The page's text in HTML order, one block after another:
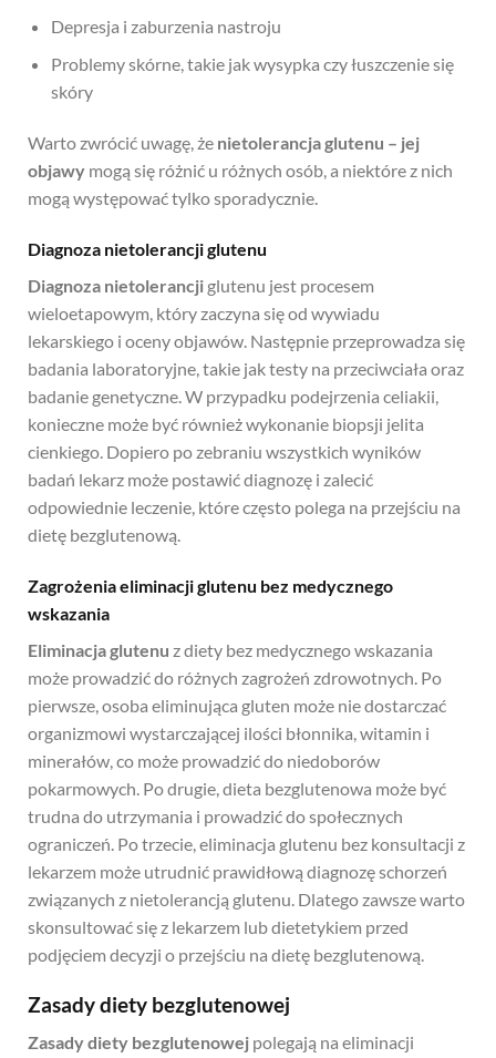
Depresja i zaburzenia nastroju
Problemy skórne, takie jak wysypka czy łuszczenie się
skóry
Warto zwrócić uwagę, że nietolerancja glutenu – jej
objawy mogą się różnić u różnych osób, a niektóre z nich
mogą występować tylko sporadycznie.
Diagnoza nietolerancji glutenu
Diagnoza nietolerancji glutenu jest procesem
wieloetapowym, który zaczyna się od wywiadu
lekarskiego i oceny objawów. Następnie przeprowadza się
badania laboratoryjne, takie jak testy na przeciwciała oraz
badanie genetyczne. W przypadku podejrzenia celiakii,
konieczne może być również wykonanie biopsji jelita
cienkiego. Dopiero po zebraniu wszystkich wyników
badań lekarz może postawić diagnozę i zalecić
odpowiednie leczenie, które często polega na przejściu na
dietę bezglutenową.
Zagrożenia eliminacji glutenu bez medycznego
wskazania
Eliminacja glutenu z diety bez medycznego wskazania
może prowadzić do różnych zagrożeń zdrowotnych. Po
pierwsze, osoba eliminująca gluten może nie dostarczać
organizmowi wystarczającej ilości błonnika, witamin i
minerałów, co może prowadzić do niedoborów
pokarmowych. Po drugie, dieta bezglutenowa może być
trudna do utrzymania i prowadzić do społecznych
ograniczeń. Po trzecie, eliminacja glutenu bez konsultacji z
lekarzem może utrudnić prawidłową diagnozę schorzeń
związanych z nietolerancją glutenu. Dlatego zawsze warto
skonsultować się z lekarzem lub dietetykiem przed
podjęciem decyzji o przejściu na dietę bezglutenową.
Zasady diety bezglutenowej
Zasady diety bezglutenowej polegają na eliminacji